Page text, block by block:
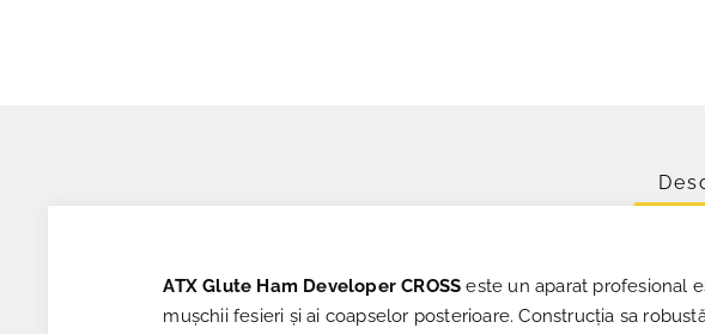
ATX Glute Ham Developer CROSS este un aparat profesional
mușchii fesieri și ai coapselor posterioare. Construcția sa